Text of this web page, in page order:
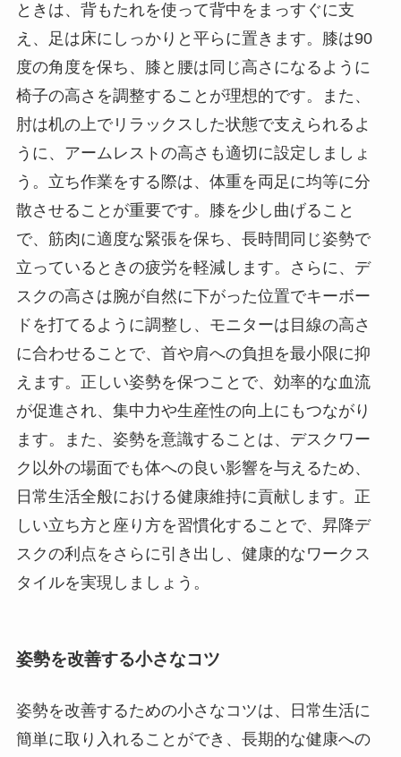
ときは、背もたれを使って背中をまっすぐに支
え、足は床にしっかりと平らに置きます。膝は90
度の角度を保ち、膝と腰は同じ高さになるように
椅子の高さを調整することが理想的です。また、
肘は机の上でリラックスした状態で支えられるよ
うに、アームレストの高さも適切に設定しましょ
う。立ち作業をする際は、体重を両足に均等に分
散させることが重要です。膝を少し曲げること
で、筋肉に適度な緊張を保ち、長時間同じ姿勢で
立っているときの疲労を軽減します。さらに、デ
スクの高さは腕が自然に下がった位置でキーボー
ドを打てるように調整し、モニターは目線の高さ
に合わせることで、首や肩への負担を最小限に抑
えます。正しい姿勢を保つことで、効率的な血流
が促進され、集中力や生産性の向上にもつながり
ます。また、姿勢を意識することは、デスクワー
ク以外の場面でも体への良い影響を与えるため、
日常生活全般における健康維持に貢献します。正
しい立ち方と座り方を習慣化することで、昇降デ
スクの利点をさらに引き出し、健康的なワークス
タイルを実現しましょう。
姿勢を改善する小さなコツ
姿勢を改善するための小さなコツは、日常生活に
簡単に取り入れることができ、長期的な健康への